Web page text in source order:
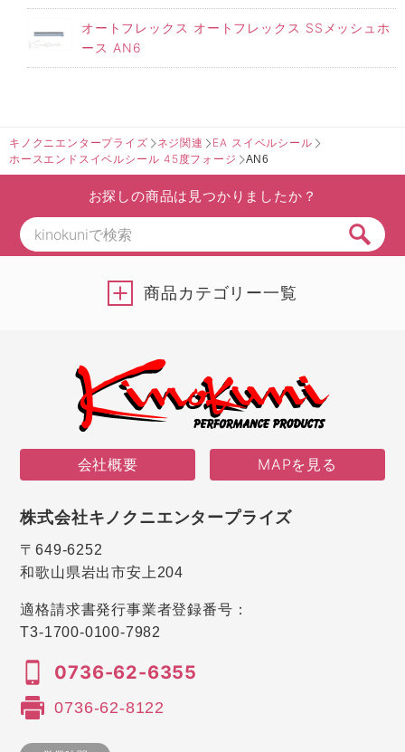
オートフレックス オートフレックス SSメッシュホ
ース AN6
キノクニエンタープライズ ネジ関連
EA スイベルシール
ホースエンドスイベルシール 45度フォージ
AN6
お探しの商品は見つかりましたか？
商品カテゴリー一覧
会社概要 MAPを見る
株式会社キノクニエンタープライズ
〒649-6252
和歌山県岩出市安上204
適格請求書発行事業者登録番号：
T3-1700-0100-7982
0736-62-6355
0736-62-8122